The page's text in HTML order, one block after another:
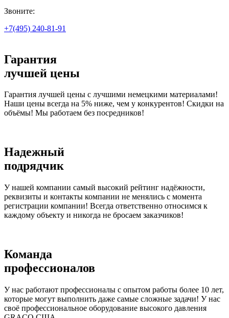
Звоните:
+7(495) 240-81-91
Гарантия
лучшей цены
Гарантия лучшей цены с лучшими немецкими материалами!
Наши цены всегда на 5% ниже, чем у конкурентов! Скидки на
объёмы! Мы работаем без посредников!
Надежный
подрядчик
У нашей компании самый высокий рейтинг надёжности,
реквизиты и контакты компании не менялись с момента
регистрации компании! Всегда ответственно относимся к
каждому объекту и никогда не бросаем заказчиков!
Команда
профессионалов
У нас работают профессионалы с опытом работы более 10 лет,
которые могут выполнить даже самые сложные задачи! У нас
своё профессиональное оборудование высокого давления